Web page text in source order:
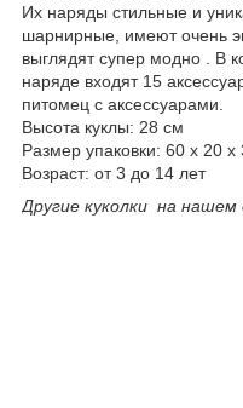
Их наряды стильные и
шарнирные, имеют очень
выглядят супер модно . В
наряде входят 15
питомец с аксессуарами.
Высота куклы: 28 см
Размер упаковки: 60 x 20 x
Возраст: от 3 до 14 лет
Другие куколки на нашем